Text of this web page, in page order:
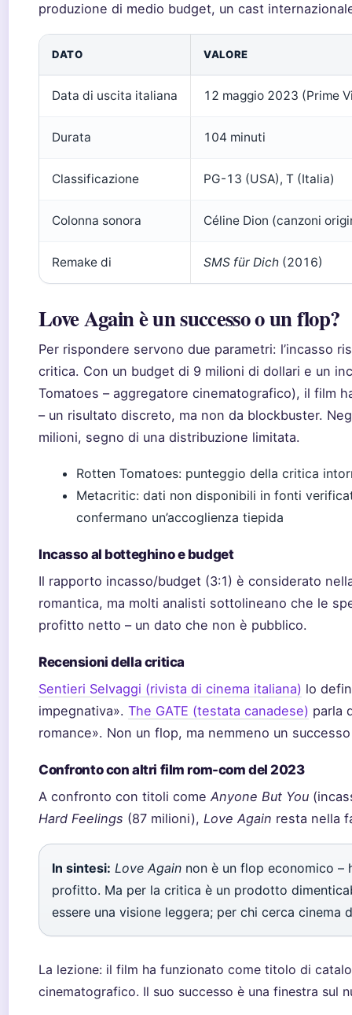
produzione di medio budget, un cast
DATO VALORE
Data di uscita italiana 12 maggio 2023 (Prime
Durata 104 minuti
Classificazione PG-13 (USA), T (Italia)
Colonna sonora Céline Dion (canzoni
Remake di SMS für Dich (2016)
Love Again è un successo o un flop?
Per rispondere servono due parametri: l’incasso
critica. Con un budget di 9 milioni di dollari e un
Tomatoes – aggregatore cinematografico), il film
– un risultato discreto, ma non da blockbuster.
milioni, segno di una distribuzione limitata.
Rotten Tomatoes: punteggio della critica
Metacritic: dati non disponibili in fonti
confermano un’accoglienza tiepida
Incasso al botteghino e budget
Il rapporto incasso/budget (3:1) è considerato
romantica, ma molti analisti sottolineano che le
profitto netto – un dato che non è pubblico.
Recensioni della critica
Sentieri Selvaggi (rivista di cinema italiana) lo
impegnativa». The GATE (testata canadese) parla
romance». Non un flop, ma nemmeno un
Confronto con altri film rom-com del 2023
A confronto con titoli come Anyone But You
Hard Feelings (87 milioni), Love Again resta nella
In sintesi: Love Again non è un flop economico –
profitto. Ma per la critica è un prodotto
essere una visione leggera; per chi cerca cinema
La lezione: il film ha funzionato come titolo di
cinematografico. Il suo successo è una finestra sul